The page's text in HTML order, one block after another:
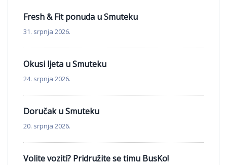
Fresh & Fit ponuda u Smuteku
31. srpnja 2026.
Okusi ljeta u Smuteku
24. srpnja 2026.
Doručak u Smuteku
20. srpnja 2026.
Volite voziti? Pridružite se timu BusKo!